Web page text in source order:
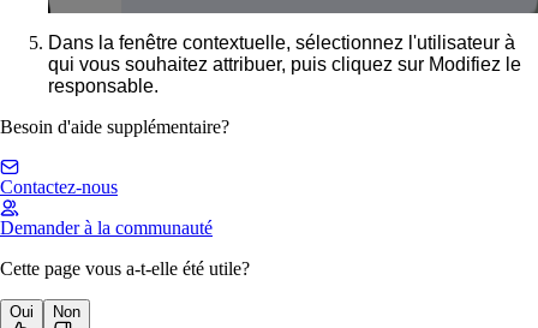
Dans la fenêtre contextuelle, sélectionnez l'utilisateur à
qui vous souhaitez attribuer, puis cliquez sur Modifiez le
responsable.
Besoin d'aide supplémentaire?
Contactez-nous
Demander à la communauté
Cette page vous a-t-elle été utile?
Oui Non